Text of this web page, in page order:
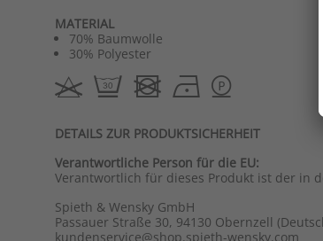
MATERIAL
70% Baumwolle
30% Polyester
DETAILS ZUR PRODUKTSICHERHEIT
Verantwortliche Person für die EU:
Verantwortlich für dieses Produkt ist der in
Spieth & Wensky GmbH
Passauer Straße 30, 94130 Obernzell
kundenservice@shop.spieth-wensky.com